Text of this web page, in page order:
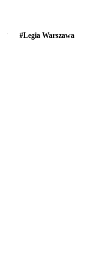
#Legia Warszawa